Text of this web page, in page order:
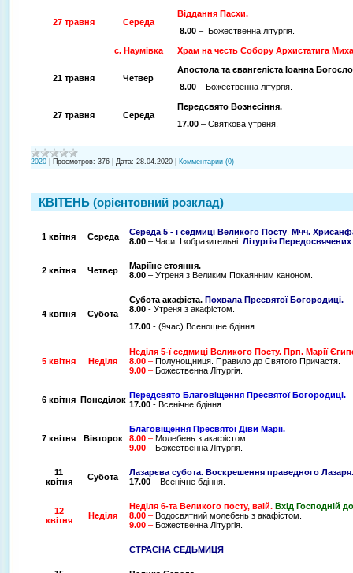
27 травня Середа
Віддання Пасхи.
8.00 – Божественна літургія.
с. Наумівка Храм на честь Собору Архистатига
21 травня Четвер
Апостола та євангеліста Іоанна
8.00 – Божественна літургія.
27 травня Середа
Передсвято Вознесіння.
17.00 – Святкова утреня.
2020 Просмотров: 376 Дата: 28.04.2020 Комментарии (0)
КВІТЕНЬ (орієнтовний розклад)
1 квітня Середа Середа 5 - ї седмиці Великого Посту Мчч.
8.00 – Часи. Ізобразительні. Літургія
2 квітня Четвер
Маріїне стояння.
8.00 – Утреня з Великим Покаянним каноном.
4 квітня Субота
Субота акафіста. Похвала Пресвятої Богородиці.
8.00 - Утреня з акафістом.
17.00 - (9час) Всенощне бдіння.
5 квітня Неділя
Неділя 5-ї седмиці Великого Посту. Прп. Марії
8.00 – Полунощниця. Правило до Святого Причастя.
9.00 – Божественна Літургія.
6 квітня Понеділок Передсвято Благовіщення Пресвятої Богородиці.
17.00 - Всенічне бдіння.
7 квітня Вівторок
Благовіщення Пресвятої Діви Марії.
8.00 – Молебень з акафістом.
9.00 – Божественна Літургія.
11
квітня
Субота
Лазарєва субота. Воскрешення праведного Лазаря.
17.00 – Всенічне бдіння.
12
квітня
Неділя
Неділя 6-та Великого посту, ваій. Вхід Господній
8.00 – Водосвятний молебень з акафістом.
9.00 – Божественна Літургія.
СТРАСНА СЕДЬМИЦЯ